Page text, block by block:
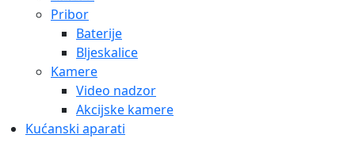
Pribor
Baterije
Bljeskalice
Kamere
Video nadzor
Akcijske kamere
Kućanski aparati